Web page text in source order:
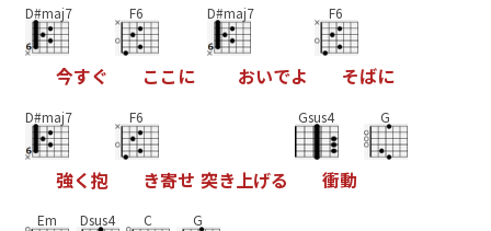
D#maj7
今すぐ
F6
こ こ に
D#maj7
おいでよ
F6
そばに
D#maj7
強く抱
F6
き寄せ 突き上げる
Gsus4
衝動
G
Em Dsus4 C G